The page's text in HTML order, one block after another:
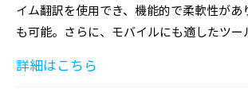
イム翻訳を使用でき、機能的で柔軟性があ
も可能。さらに、モバイルにも適したツー
詳細はこちら